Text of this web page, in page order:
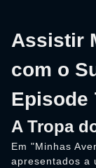
Assistir
com o
Episode
A Tropa
Em "Minhas
apresentados a